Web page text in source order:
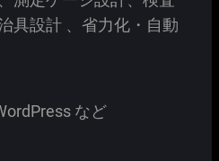
具設計 、省力化・自動
など